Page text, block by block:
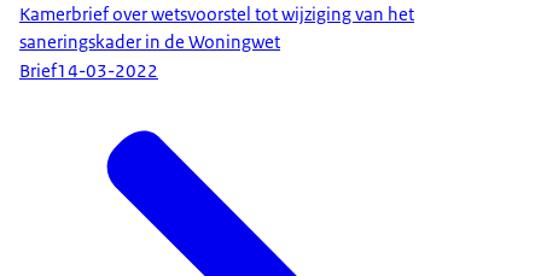
Kamerbrief over wetsvoorstel tot wijziging van het
saneringskader in de Woningwet
Brief14-03-2022